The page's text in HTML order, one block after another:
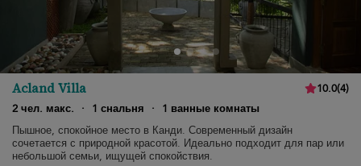
Acland Villa 10.0(4)
2 чел. макс.
· 1 снальня ·
1 ванные комнаты
Пышное, спокойное место в Канди. Современный дизайн
сочетается с природной красотой. Идеально подходит для пар или
небольшой семьи, ищущей спокойствия.